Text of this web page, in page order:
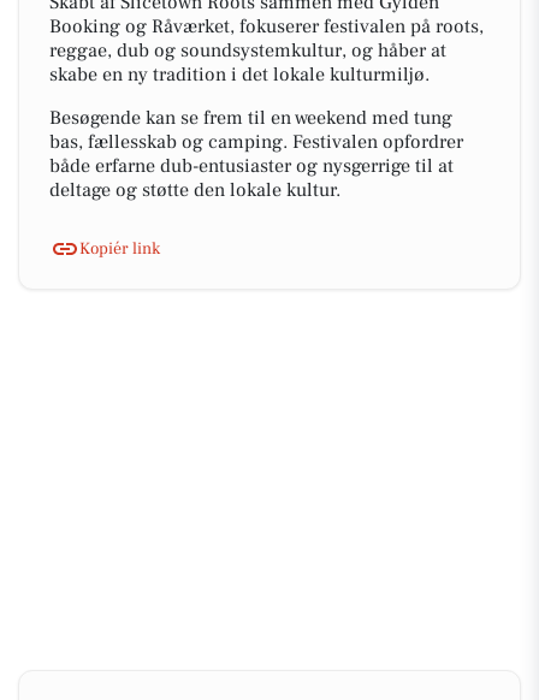
Booking og Råværket, fokuserer festivalen på roots,
reggae, dub og soundsystemkultur, og håber at
skabe en ny tradition i det lokale kulturmiljø.
Besøgende kan se frem til en weekend med tung
bas, fællesskab og camping. Festivalen opfordrer
både erfarne dub-entusiaster og nysgerrige til at
deltage og støtte den lokale kultur.
Kopiér link